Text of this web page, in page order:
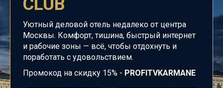
Уютный деловой отель недалеко от центра
Москвы. Комфорт, тишина, быстрый интернет
и рабочие зоны — всё, чтобы отдохнуть и
поработать с удовольствием.
Промокод на скидку 15% - PROFITVKARMANE